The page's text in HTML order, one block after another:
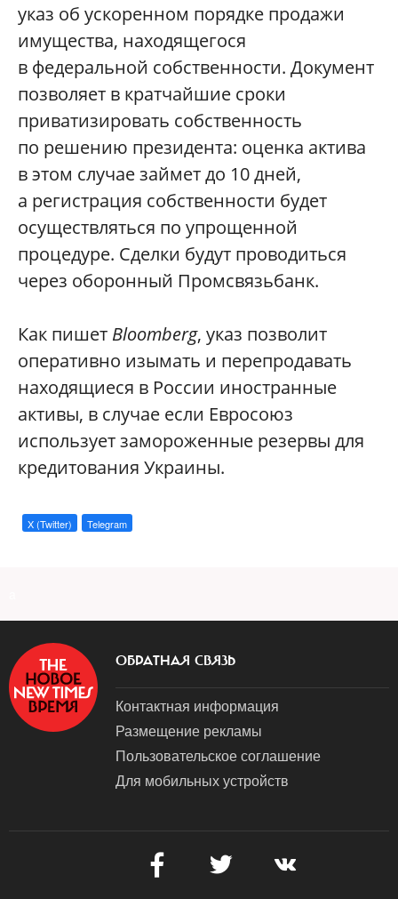
указ об ускоренном порядке продажи
имущества, находящегося
в федеральной собственности. Документ
позволяет в кратчайшие сроки
приватизировать собственность
по решению президента: оценка актива
в этом случае займет до 10 дней,
а регистрация собственности будет
осуществляться по упрощенной
процедуре. Сделки будут проводиться
через оборонный Промсвязьбанк.
Как пишет Bloomberg, указ позволит
оперативно изымать и перепродавать
находящиеся в России иностранные
активы, в случае если Евросоюз
использует замороженные резервы для
кредитования Украины.
X (Twitter) Telegram
ОБРАТНАЯ СВЯЗЬ
Контактная информация
Размещение рекламы
Пользовательское соглашение
Для мобильных устройств